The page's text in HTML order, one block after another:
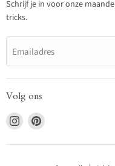
Schrijf je in voor onze
tricks.
Emailadres
Volg ons
Vind
ons
op
Vind
op